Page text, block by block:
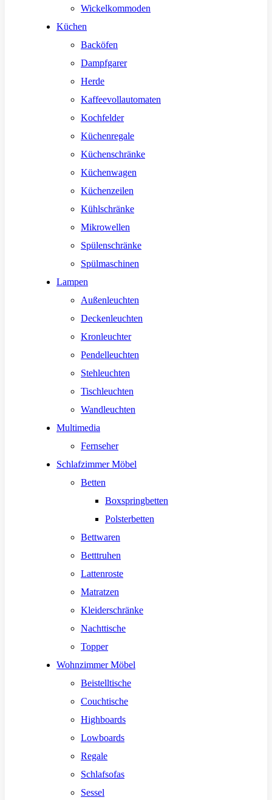
Wickelkommoden
Küchen
Backöfen
Dampfgarer
Herde
Kaffeevollautomaten
Kochfelder
Küchenregale
Küchenschränke
Küchenwagen
Küchenzeilen
Kühlschränke
Mikrowellen
Spülenschränke
Spülmaschinen
Lampen
Außenleuchten
Deckenleuchten
Kronleuchter
Pendelleuchten
Stehleuchten
Tischleuchten
Wandleuchten
Multimedia
Fernseher
Schlafzimmer Möbel
Betten
Boxspringbetten
Polsterbetten
Bettwaren
Betttruhen
Lattenroste
Matratzen
Kleiderschränke
Nachttische
Topper
Wohnzimmer Möbel
Beistelltische
Couchtische
Highboards
Lowboards
Regale
Schlafsofas
Sessel